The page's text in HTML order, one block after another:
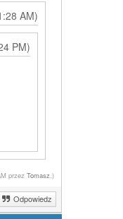
AM)
PM)
przez Tomasz.)
Odpowiedz